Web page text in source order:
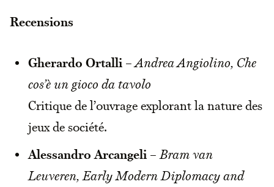
Recensions
Gherardo Ortalli –Andrea Angiolino, Che
cos’è un gioco da tavolo
Critique de l’ouvrage explorant la nature des
jeux de société.
Alessandro Arcangeli – Bram van
Leuveren, Early Modern Diplomacy and